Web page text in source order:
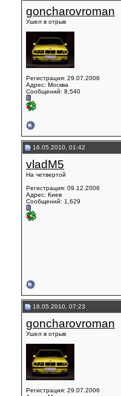
goncharovroman
Ушел в отрыв
Регистрация: 29.07.2006
Адрес: Москва
Сообщений: 8,540
16.05.2010, 01:42
vladM5
На четвертой
Регистрация: 09.12.2006
Адрес: Киев
Сообщений: 1,629
16.05.2010, 07:23
goncharovroman
Ушел в отрыв
Регистрация: 29.07.2006